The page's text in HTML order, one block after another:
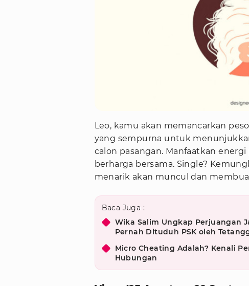
Leo, kamu akan memancarkan
yang sempurna untuk
calon pasangan. Manfaatkan
berharga bersama. Single?
menarik akan muncul dan
Baca Juga :
Wika Salim Ungkap Perjuangan
Pernah Dituduh PSK oleh
Micro Cheating Adalah? Kenali
Hubungan